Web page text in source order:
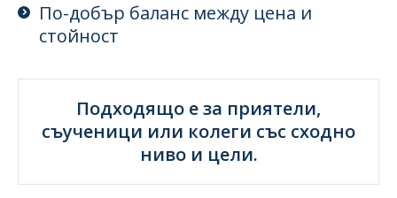
По-добър баланс между цена и
стойност
Подходящо е за приятели,
съученици или колеги със сходно
ниво и цели.